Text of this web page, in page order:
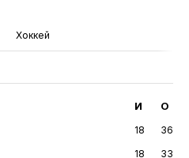
Хоккей
И О
18
36
18
33